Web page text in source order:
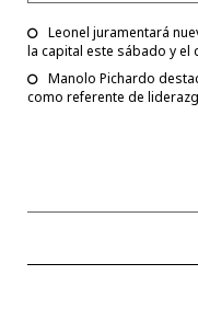
Leonel juramentará
la capital este sábado y el
Manolo Pichardo
como referente de